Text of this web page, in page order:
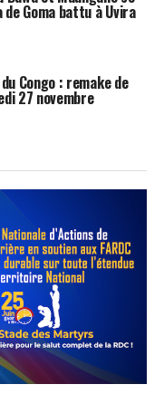
Goma battu à Uvira
Congo : remake de
27 novembre